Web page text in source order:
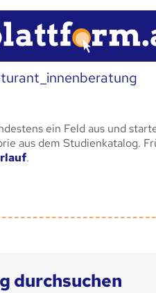
ein Feld aus und
aus dem Studienkatalog.
.
durchsuchen